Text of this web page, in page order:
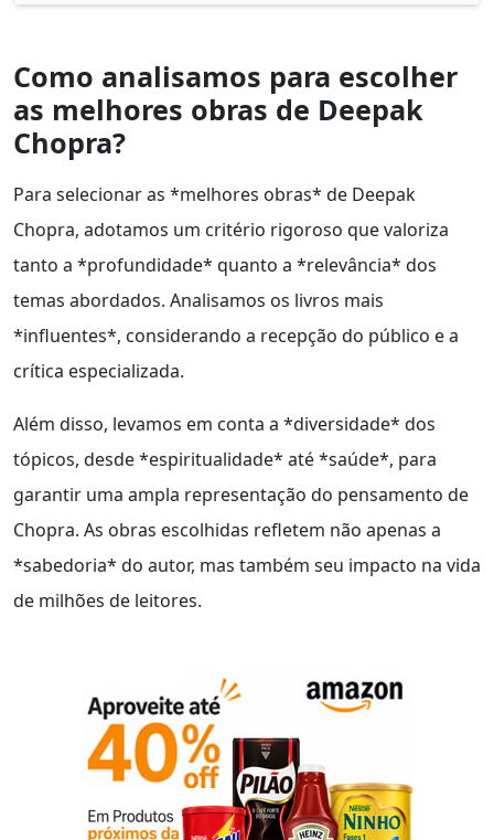
Como analisamos para escolher
as melhores obras de Deepak
Chopra?
Para selecionar as *melhores obras* de Deepak
Chopra, adotamos um critério rigoroso que valoriza
tanto a *profundidade* quanto a *relevância* dos
temas abordados. Analisamos os livros mais
*influentes*, considerando a recepção do público e a
crítica especializada.
Além disso, levamos em conta a *diversidade* dos
tópicos, desde *espiritualidade* até *saúde*, para
garantir uma ampla representação do pensamento de
Chopra. As obras escolhidas refletem não apenas a
*sabedoria* do autor, mas também seu impacto na vida
de milhões de leitores.